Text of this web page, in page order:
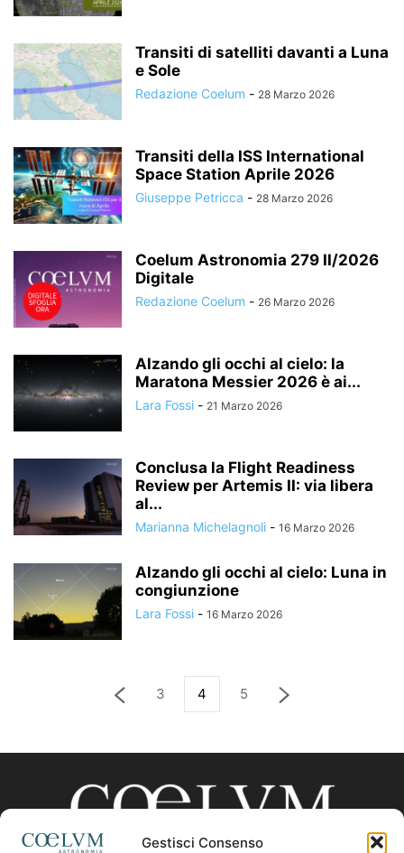
Gestisci Consenso
Transiti di satelliti davanti a Luna
e Sole
Redazione Coelum - 28 Marzo 2026
Transiti della ISS International
Space Station Aprile 2026
Giuseppe Petricca - 28 Marzo 2026
Coelum Astronomia 279 II/2026
Digitale
Redazione Coelum - 26 Marzo 2026
Alzando gli occhi al cielo: la
Maratona Messier 2026 è ai...
Lara Fossi - 21 Marzo 2026
Conclusa la Flight Readiness
Review per Artemis II: via libera
al...
Marianna Michelagnoli - 16 Marzo 2026
Alzando gli occhi al cielo: Luna in
congiunzione
Lara Fossi - 16 Marzo 2026
3 4 5